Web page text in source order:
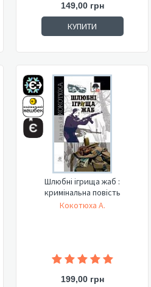
149,00 грн
КУПИТИ
Шлюбні ігрища жаб :
кримінальна повість
Кокотюха А.
199,00 грн